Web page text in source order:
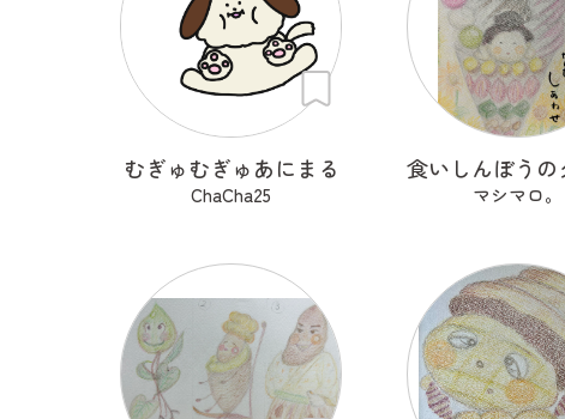
むぎゅむぎゅあにまる
ChaCha25 マシマロ。